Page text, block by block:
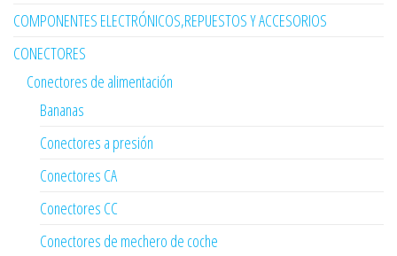
COMPONENTES ELECTRÓNICOS,REPUESTOS Y ACCESORIOS
CONECTORES
Conectores de alimentación
Bananas
Conectores a presión
Conectores CA
Conectores CC
Conectores de mechero de coche